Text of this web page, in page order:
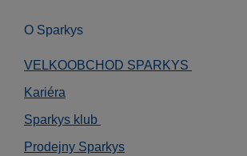
O Sparkys
VELKOOBCHOD SPARKYS
Kariéra
Sparkys klub
Prodejny Sparkys